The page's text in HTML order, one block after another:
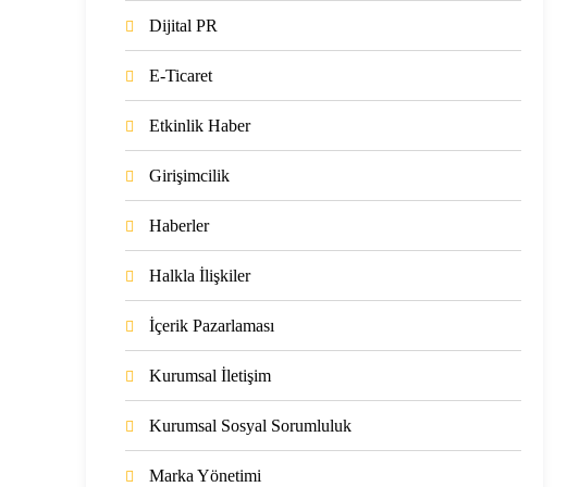
Dijital PR
E-Ticaret
Etkinlik Haber
Girişimcilik
Haberler
Halkla İlişkiler
İçerik Pazarlaması
Kurumsal İletişim
Kurumsal Sosyal Sorumluluk
Marka Yönetimi